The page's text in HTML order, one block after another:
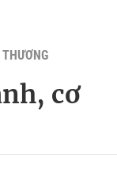
cơ